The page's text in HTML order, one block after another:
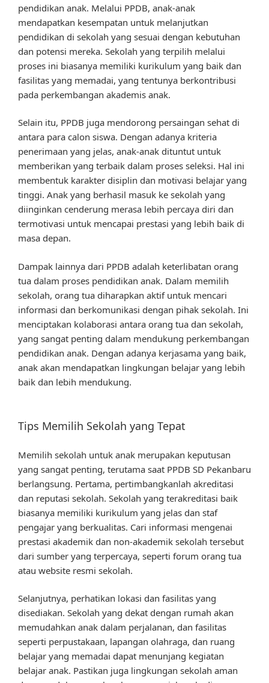
pendidikan anak. Melalui PPDB, anak-anak
mendapatkan kesempatan untuk melanjutkan
pendidikan di sekolah yang sesuai dengan kebutuhan
dan potensi mereka. Sekolah yang terpilih melalui
proses ini biasanya memiliki kurikulum yang baik dan
fasilitas yang memadai, yang tentunya berkontribusi
pada perkembangan akademis anak.
Selain itu, PPDB juga mendorong persaingan sehat di
antara para calon siswa. Dengan adanya kriteria
penerimaan yang jelas, anak-anak dituntut untuk
memberikan yang terbaik dalam proses seleksi. Hal ini
membentuk karakter disiplin dan motivasi belajar yang
tinggi. Anak yang berhasil masuk ke sekolah yang
diinginkan cenderung merasa lebih percaya diri dan
termotivasi untuk mencapai prestasi yang lebih baik di
masa depan.
Dampak lainnya dari PPDB adalah keterlibatan orang
tua dalam proses pendidikan anak. Dalam memilih
sekolah, orang tua diharapkan aktif untuk mencari
informasi dan berkomunikasi dengan pihak sekolah. Ini
menciptakan kolaborasi antara orang tua dan sekolah,
yang sangat penting dalam mendukung perkembangan
pendidikan anak. Dengan adanya kerjasama yang baik,
anak akan mendapatkan lingkungan belajar yang lebih
baik dan lebih mendukung.
Tips Memilih Sekolah yang Tepat
Memilih sekolah untuk anak merupakan keputusan
yang sangat penting, terutama saat PPDB SD Pekanbaru
berlangsung. Pertama, pertimbangkanlah akreditasi
dan reputasi sekolah. Sekolah yang terakreditasi baik
biasanya memiliki kurikulum yang jelas dan staf
pengajar yang berkualitas. Cari informasi mengenai
prestasi akademik dan non-akademik sekolah tersebut
dari sumber yang terpercaya, seperti forum orang tua
atau website resmi sekolah.
Selanjutnya, perhatikan lokasi dan fasilitas yang
disediakan. Sekolah yang dekat dengan rumah akan
memudahkan anak dalam perjalanan, dan fasilitas
seperti perpustakaan, lapangan olahraga, dan ruang
belajar yang memadai dapat menunjang kegiatan
belajar anak. Pastikan juga lingkungan sekolah aman